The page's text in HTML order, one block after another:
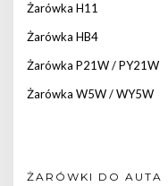
Żarówka H11
Żarówka HB4
Żarówka P21W / PY21W
Żarówka W5W / WY5W
ŻARÓWKI DO AUTA